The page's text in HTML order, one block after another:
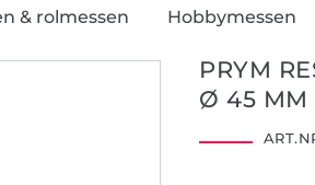
& rolmessen Hobbymessen
PRYM
Ø 45 MM